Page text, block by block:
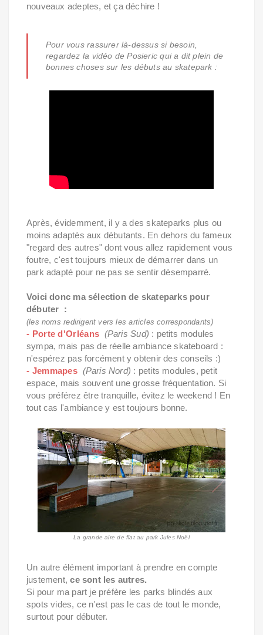
nouveaux adeptes, et ça déchire !
Pour vous rassurer là-dessus si besoin,
regardez la vidéo de Posieric qui a dit plein de
bonnes choses sur les débuts au skatepark :
Après, évidemment, il y a des skateparks plus ou
moins adaptés aux débutants. En dehors du fameux
"regard des autres" dont vous allez rapidement vous
foutre, c'est toujours mieux de démarrer dans un
park adapté pour ne pas se sentir désemparré.
Voici donc ma sélection de skateparks pour
débuter :
(les noms redirigent vers les articles correspondants)
- Porte d'Orléans (Paris Sud) : petits modules
sympa, mais pas de réelle ambiance skateboard :
n'espérez pas forcément y obtenir des conseils :)
- Jemmapes (Paris Nord) : petits modules, petit
espace, mais souvent une grosse fréquentation. Si
vous préférez être tranquille, évitez le weekend ! En
tout cas l'ambiance y est toujours bonne.
La grande aire de flat au park Jules Noël
Un autre élément important à prendre en compte
justement,ce sont les autres.
Si pour ma part je préfère les parks blindés aux
spots vides, ce n'est pas le cas de tout le monde,
surtout pour débuter.